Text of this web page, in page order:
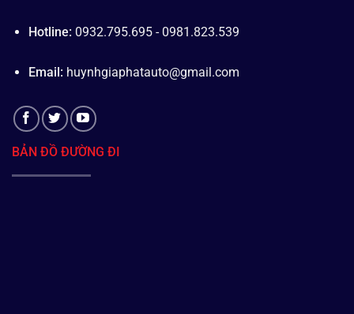
Hotline: 0932.795.695 - 0981.823.539
Email: huynhgiaphatauto@gmail.com
BẢN ĐỒ ĐƯỜNG ĐI